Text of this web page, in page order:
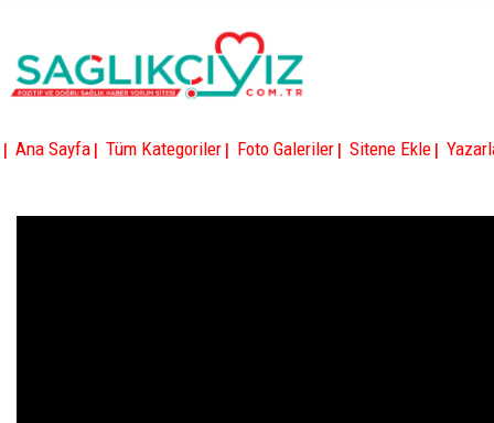
| Ana Sayfa | Tüm Kategoriler | Foto Galeriler | Sitene Ekle |